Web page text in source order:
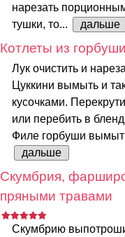
нарезать
тушки, то...
дальше
Котлеты из
Лук очистить и
Цуккини вымыть и
кусочками.
или перебить в
Филе горбуши
дальше
Скумбрия,
пряными травами
Скумбрию